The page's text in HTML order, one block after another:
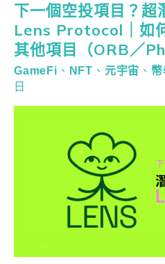
下一個空投項目？超
Lens Protocol｜如
其他項目（ORB／
GameFi 、 NFT 、 元宇宙 、
日